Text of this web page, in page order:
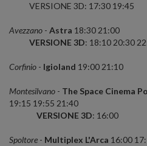
VERSIONE 3D: 17:30 19:45
Avezzano - Astra 18:30 21:00
VERSIONE 3D: 18:10 20:30
Corfinio - Igioland 19:00 21:10
Montesilvano - The Space Cinema
19:15 19:55 21:40
VERSIONE 3D: 16:00
Spoltore - Multiplex L'Arca 16:00